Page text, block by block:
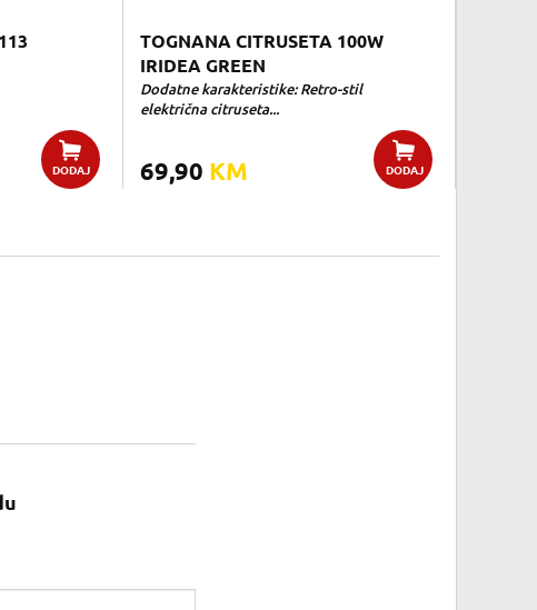
DODAJ
TOGNANA CITRUSETA 100W
IRIDEA GREEN
Dodatne karakteristike: Retro-stil
električna citruseta...
69,90 KM DODAJ